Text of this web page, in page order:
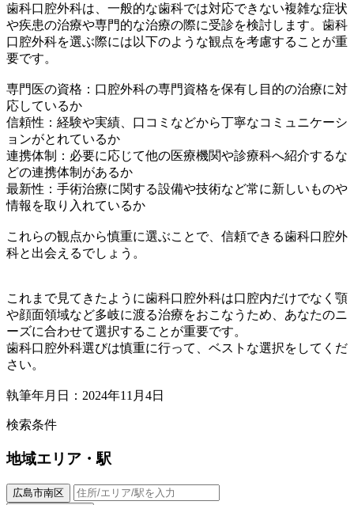
歯科口腔外科は、一般的な歯科では対応できない複雑な症状
や疾患の治療や専門的な治療の際に受診を検討します。歯科
口腔外科を選ぶ際には以下のような観点を考慮することが重
要です。
専門医の資格：口腔外科の専門資格を保有し目的の治療に対
応しているか
信頼性：経験や実績、口コミなどから丁寧なコミュニケーシ
ョンがとれているか
連携体制：必要に応じて他の医療機関や診療科へ紹介するな
どの連携体制があるか
最新性：手術治療に関する設備や技術など常に新しいものや
情報を取り入れているか
これらの観点から慎重に選ぶことで、信頼できる歯科口腔外
科と出会えるでしょう。
これまで見てきたように歯科口腔外科は口腔内だけでなく顎
や顔面領域など多岐に渡る治療をおこなうため、あなたのニ
ーズに合わせて選択することが重要です。
歯科口腔外科選びは慎重に行って、ベストな選択をしてくだ
さい。
執筆年月日：2024年11月4日
検索条件
地域エリア・駅
広島市南区